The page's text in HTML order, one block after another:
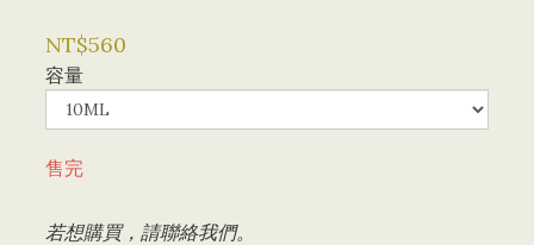
NT$560
容量
售完
若想購買，請聯絡我們。